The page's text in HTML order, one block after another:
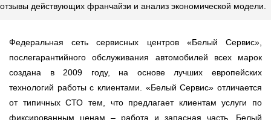
Солнцево
Сочи
Сургут
отзывы действующих франчайзи и анализ экономической модели.
Федеральная сеть сервисных центров «Белый Сервис»,
послегарантийного обслуживания автомобилей всех марок
создана в 2009 году, на основе лучших европейских
технологий работы с клиентами. «Белый Сервис» отличается
от типичных СТО тем, что предлагает клиентам услуги по
фиксированным ценам – работа и запасная часть. Белый